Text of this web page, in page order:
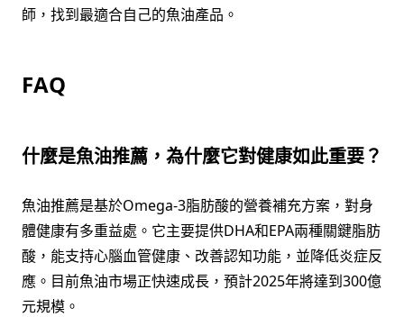
師，找到最適合自己的魚油產品。
FAQ
什麼是魚油推薦，為什麼它對健康如此重要？
魚油推薦是基於Omega-3脂肪酸的營養補充方案，對身
體健康有多重益處。它主要提供DHA和EPA兩種關鍵脂肪
酸，能支持心腦血管健康、改善認知功能，並降低炎症反
應。目前魚油市場正快速成長，預計2025年將達到300億
元規模。